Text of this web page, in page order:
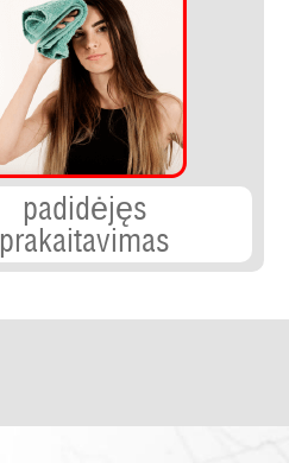
padidėjęs
prakaitavimas